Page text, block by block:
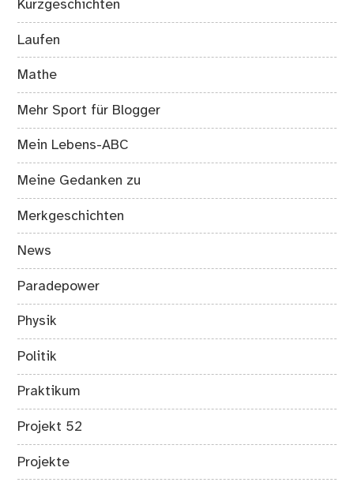
Kurzgeschichten
Laufen
Mathe
Mehr Sport für Blogger
Mein Lebens-ABC
Meine Gedanken zu
Merkgeschichten
News
Paradepower
Physik
Politik
Praktikum
Projekt 52
Projekte